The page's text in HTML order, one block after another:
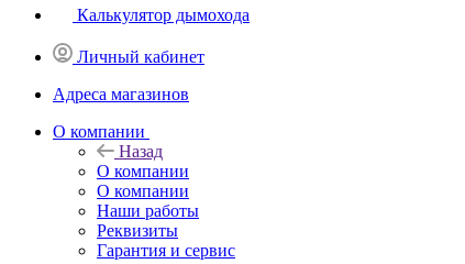
Калькулятор дымохода
Личный кабинет
Адреса магазинов
O компании
Назад
O компании
О компании
Наши работы
Реквизиты
Гарантия и сервис